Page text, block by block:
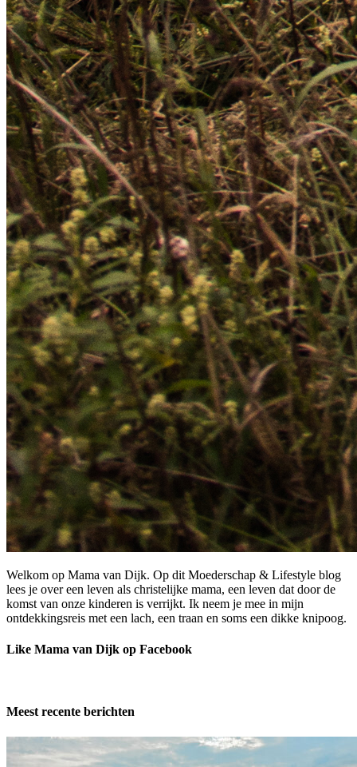
Welkom op Mama van Dijk. Op dit Moederschap & Lifestyle blog
lees je over een leven als christelijke mama, een leven dat door de
komst van onze kinderen is verrijkt. Ik neem je mee in mijn
ontdekkingsreis met een lach, een traan en soms een dikke knipoog.
Like Mama van Dijk op Facebook
Meest recente berichten